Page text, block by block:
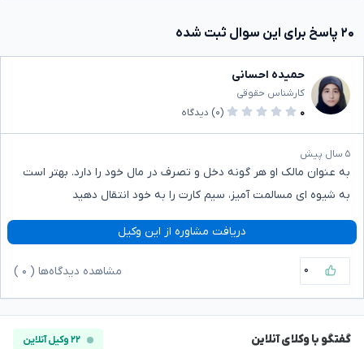
۲۰ پاسخ برای این سوال ثبت شده
حمیده احسانی
کارشناس حقوقی
۰
(۰) دیدگاه
۵ سال پیش
به عنوان مالک او هر گونه دخل و تصرف در مال خود را دارد. بهتر است
به شیوه ای مسالمت آمیز، سیم کارت را به خود انتقال دهید
دریافت مشاوره از این وکیل
۰ مشاهده دیدگاه‌ها ( ۰
گفتگو با وکلای آنلاین ۲۲ وکیل آنلاین